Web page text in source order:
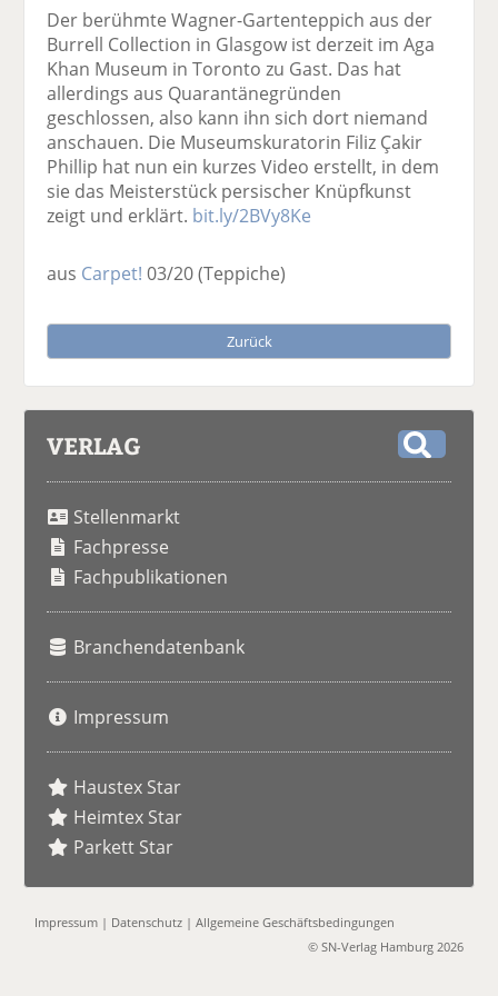
Der berühmte Wagner-Gartenteppich aus der
Burrell Collection in Glasgow ist derzeit im Aga
Khan Museum in Toronto zu Gast. Das hat
allerdings aus Quarantänegründen
geschlossen, also kann ihn sich dort niemand
anschauen. Die Museumskuratorin Filiz Çakir
Phillip hat nun ein kurzes Video erstellt, in dem
sie das Meisterstück persischer Knüpfkunst
zeigt und erklärt. bit.ly/2BVy8Ke
aus Carpet! 03/20(Teppiche)
Zurück
VERLAG
Stellenmarkt
Fachpresse
Fachpublikationen
Branchendatenbank
Impressum
Haustex Star
Heimtex Star
Parkett Star
Impressum | Datenschutz |Allgemeine Geschäftsbedingungen
© SN-Verlag Hamburg 2026